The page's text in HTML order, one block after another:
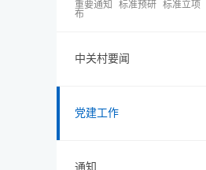
重要通知 标准预研 标准立项
布
中关村要闻
党建工作
通知